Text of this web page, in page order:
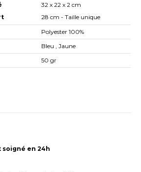
32 x 22 x 2 cm
28 cm - Taille unique
Polyester 100%
Bleu , Jaune
50 gr
soigné en 24h